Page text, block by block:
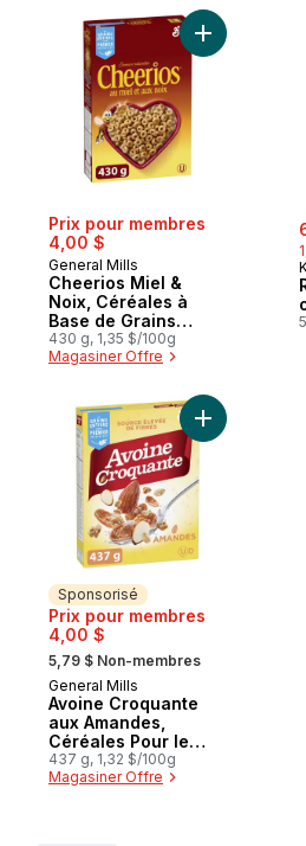
Prix pour membres
4,00 $
General Mills
Cheerios Miel &
Noix, Céréales à
Base de Grains
Entiers
430 g, 1,35 $/100g
Magasiner Offre
Ajouter
Sponsorisé
Prix pour membres
4,00 $
, formerly:
5,79 $ Non-membres
Sponsorisé
General Mills
Avoine Croquante
aux Amandes,
Céréales Pour le
Petit-Déjeuner Riche
en Fibres, Grains
437 g, 1,32 $/100g
Magasiner Offre
Ajouter